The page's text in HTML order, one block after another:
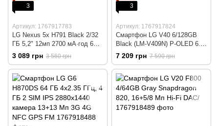
3
Артикул: 1767917783
LG Nexus 5x H791 Black 2/32
ГБ 5,2" 12мп 2700 мА·год 6
ядер/
3 089 грн 3 560 грн
3
Артикул: 1767917824
Смартфон LG V40 6/128GB
Black (LM-V409N) P-OLED 6.4"
8ядер 12Мп+16Мп+12Мп
3300mAh.
7 209 грн 7 590 грн